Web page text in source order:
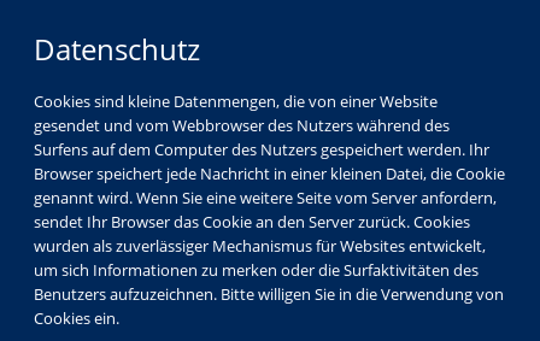
Datenschutz
Cookies sind kleine Datenmengen, die von einer Website
gesendet und vom Webbrowser des Nutzers während des
Surfens auf dem Computer des Nutzers gespeichert werden. Ihr
Browser speichert jede Nachricht in einer kleinen Datei, die Cookie
genannt wird. Wenn Sie eine weitere Seite vom Server anfordern,
sendet Ihr Browser das Cookie an den Server zurück. Cookies
wurden als zuverlässiger Mechanismus für Websites entwickelt,
um sich Informationen zu merken oder die Surfaktivitäten des
Benutzers aufzuzeichnen. Bitte willigen Sie in die Verwendung von
Cookies ein.